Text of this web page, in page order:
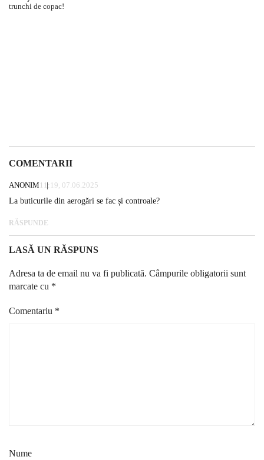
COMENTARII
ANONIM 11:19, 07.06.2025
La buticurile din aerogări se fac și controale?
RĂSPUNDE
LASĂ UN RĂSPUNS
Adresa ta de email nu va fi publicată. Câmpurile obligatorii sunt
marcate cu *
Comentariu *
Nume